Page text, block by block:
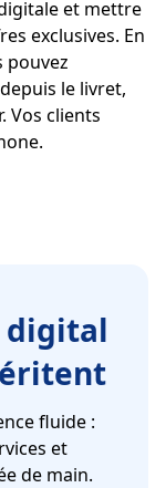
et mettre
exclusives. En
pouvez
le livret,
Vos clients
digital
fluide :
et
de main.